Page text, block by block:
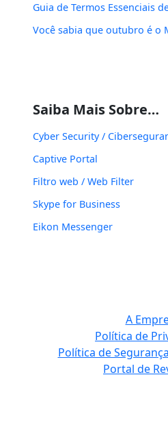
Guia de Termos Essenciais
Você sabia que outubro é o
Saiba Mais Sobre…
Cyber Security /
Captive Portal
Filtro web / Web Filter
Skype for Business
Eikon Messenger
A
Política de
Política de
Portal de